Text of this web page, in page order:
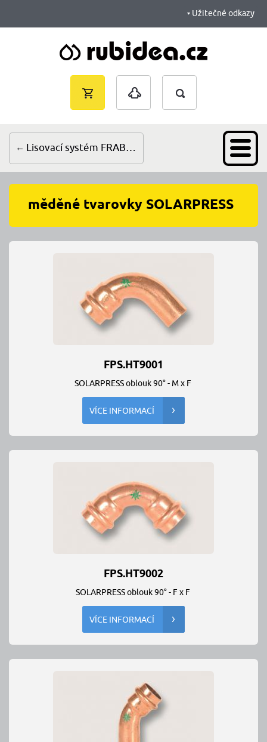
košík je
Vyhledávání
měděné tvarovky SOLARPRESS
FPS.HT9001
SOLARPRESS oblouk 90° - M x F
VÍCE INFORMACÍ
FPS.HT9002
SOLARPRESS oblouk 90° - F x F
VÍCE INFORMACÍ
Lisovací systém FRABOPRESS
Užitečné odkazy